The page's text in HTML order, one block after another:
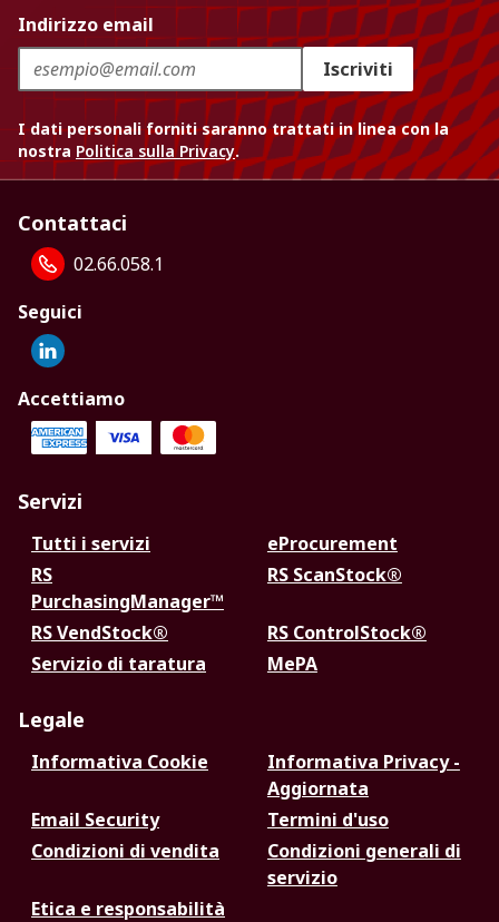
Indirizzo email
Iscriviti
I dati personali forniti saranno trattati in linea con la
nostra Politica sulla Privacy.
Contattaci
02.66.058.1
Seguici
Accettiamo
Servizi
Tutti i servizi
eProcurement
RS
PurchasingManager™
RS ScanStock®
RS VendStock®
RS ControlStock®
Servizio di taratura
MePA
Legale
Informativa Cookie
Informativa Privacy -
Aggiornata
Email Security
Termini d'uso
Condizioni di vendita
Condizioni generali di
servizio
Etica e responsabilità